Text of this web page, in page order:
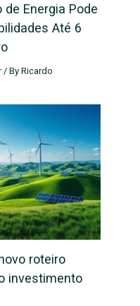
Energia Pode
Até 6
/ ByRicardo
roteiro
investimento